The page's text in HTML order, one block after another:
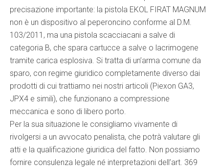
precisazione importante: la pistola EKOL FIRAT MAGNUM
non è un dispositivo al peperoncino conforme al D.M.
103/2011, ma una pistola scacciacani a salve di
categoria B, che spara cartucce a salve o lacrimogene
tramite carica esplosiva. Si tratta di un’arma comune da
sparo, con regime giuridico completamente diverso dai
prodotti di cui trattiamo nei nostri articoli (Piexon GA3,
JPX4 e simili), che funzionano a compressione
meccanica e sono di libero porto.
Per la sua situazione le consigliamo vivamente di
rivolgersi a un avvocato penalista, che potrà valutare gli
atti e la qualificazione giuridica del fatto. Non possiamo
fornire consulenza legale né interpretazioni dell’art. 369